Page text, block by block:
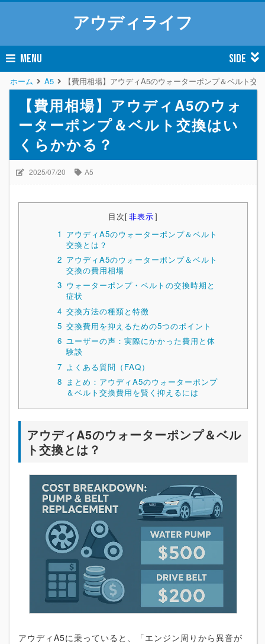
アウディライフ
MENU SIDE
ホーム A5 【費用相場】アウディA5のウォーターポンプ＆ベルト交
【費用相場】アウディA5のウォ
ーターポンプ＆ベルト交換はい
くらかかる？
2025/07/20 A5
目次[非表示]
1 アウディA5のウォーターポンプ＆ベルト
交換とは？
2 アウディA5のウォーターポンプ＆ベルト
交換の費用相場
3 ウォーターポンプ・ベルトの交換時期と
症状
4 交換方法の種類と特徴
5 交換費用を抑えるための5つのポイント
6 ユーザーの声：実際にかかった費用と体
験談
7 よくある質問（FAQ）
8 まとめ：アウディA5のウォーターポンプ
＆ベルト交換費用を賢く抑えるには
アウディA5のウォーターポンプ＆ベル
ト交換とは？
アウディA5に乗っていると、「エンジン周りから異音が